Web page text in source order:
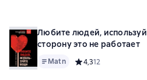
Любите людей,
сторону это не работает
Matn Средний рейтинг 4,3
4,312